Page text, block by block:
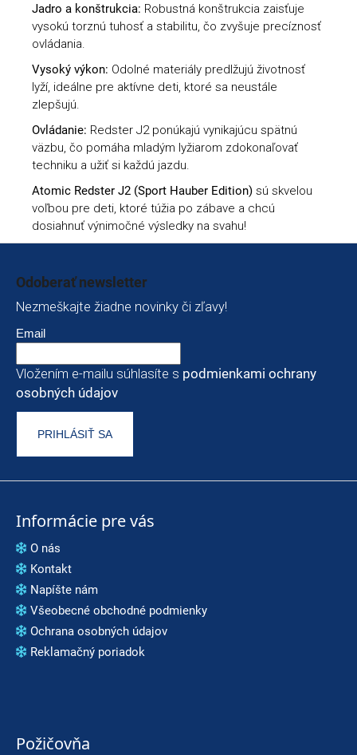
Jadro a konštrukcia: Robustná konštrukcia zaisťuje
vysokú torznú tuhosť a stabilitu, čo zvyšuje precíznosť
ovládania.
Vysoký výkon: Odolné materiály predlžujú životnosť
lyží, ideálne pre aktívne deti, ktoré sa neustále
zlepšujú.
Ovládanie: Redster J2 ponúkajú vynikajúcu spätnú
väzbu, čo pomáha mladým lyžiarom zdokonaľovať
techniku a užiť si každú jazdu.
Atomic Redster J2 (Sport Hauber Edition) sú skvelou
voľbou pre deti, ktoré túžia po zábave a chcú
dosiahnuť výnimočné výsledky na svahu!
Odoberať newsletter
Nezmeškajte žiadne novinky či zľavy!
Email
Vložením e-mailu súhlasíte s podmienkami ochrany
osobných údajov
PRIHLÁSIŤ SA
Informácie pre vás
O nás
Kontakt
Napíšte nám
Všeobecné obchodné podmienky
Ochrana osobných údajov
Reklamačný poriadok
Požičovňa